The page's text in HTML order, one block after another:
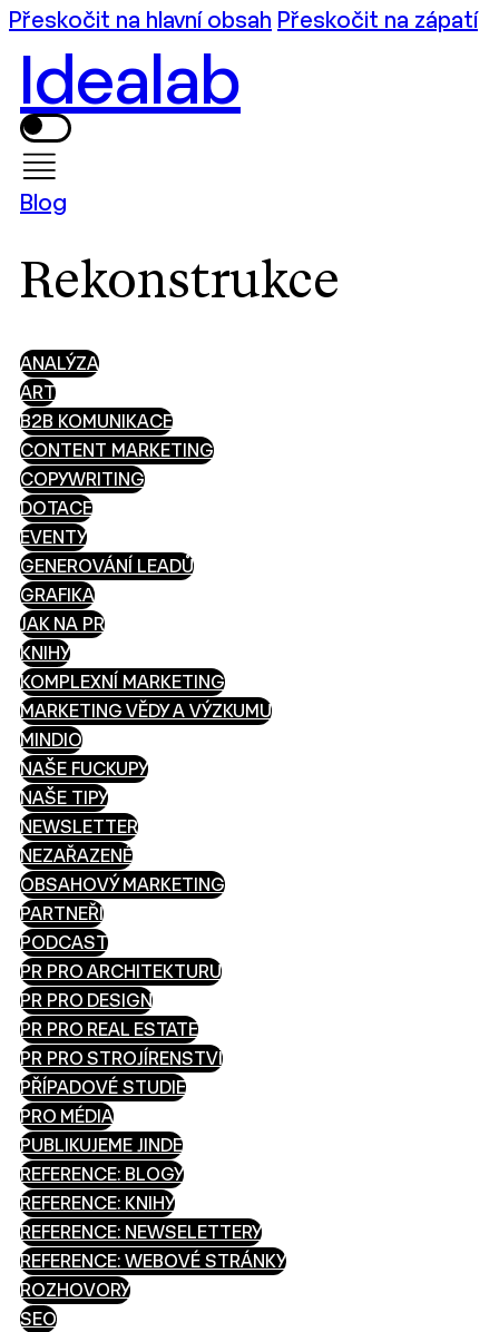
Přeskočit na hlavní obsah Přeskočit na zápatí
Idealab
Blog
Rekonstrukce
ANALÝZA
ART
B2B KOMUNIKACE
CONTENT MARKETING
COPYWRITING
DOTACE
EVENTY
GENEROVÁNÍ LEADŮ
GRAFIKA
JAK NA PR
KNIHY
KOMPLEXNÍ MARKETING
MARKETING VĚDY A VÝZKUMU
MINDIO
NAŠE FUCKUPY
NAŠE TIPY
NEWSLETTER
NEZAŘAZENÉ
OBSAHOVÝ MARKETING
PARTNEŘI
PODCAST
PR PRO ARCHITEKTURU
PR PRO DESIGN
PR PRO REAL ESTATE
PR PRO STROJÍRENSTVÍ
PŘÍPADOVÉ STUDIE
PRO MÉDIA
PUBLIKUJEME JINDE
REFERENCE: BLOGY
REFERENCE: KNIHY
REFERENCE: NEWSELETTERY
REFERENCE: WEBOVÉ STRÁNKY
ROZHOVORY
SEO